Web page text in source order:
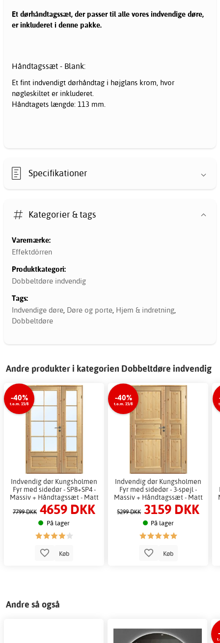
Et dørhåndtagssæt, der passer til alle vores indvendige døre,
er inkluderet i denne pakke.
Håndtagssæt - Blank:
Et fint indvendigt dørhåndtag i højglans krom, hvor
nøgleskiltet er inkluderet.
Håndtagets længde: 113 mm.
Specifikationer
Kategorier & tags
Varemærke:
Effektdörren
Produktkategori:
Dobbeltdøre indvendig
Tags:
Indvendige døre, Døre og porte, Hjem & indretning,
Dobbeltdøre
Andre produkter i kategorien Dobbeltdøre indvendig
-40%
t.o.m. 15/8
Indvendig dør Kungsholmen
Fyr med sidedør - SP8+SP4 -
Massiv + Håndtagssæt - Matt
7799 DKK 4659 DKK
På lager
Køb
-40%
t.o.m. 15/8
Indvendig dør Kungsholmen
Fyr med sidedør - 3-spejl -
Massiv + Håndtagssæt - Matt
5299 DKK 3159 DKK
På lager
Køb
Andre så også